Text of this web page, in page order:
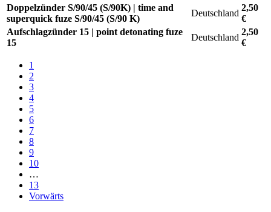
Doppelzünder S/90/45 (S/90K) | time and
superquick fuze S/90/45 (S/90 K)
Deutschland
2,50
€
Aufschlagzünder 15 | point detonating fuze
15
Deutschland
2,50
€
1
2
3
4
5
6
7
8
9
10
…
13
Vorwärts